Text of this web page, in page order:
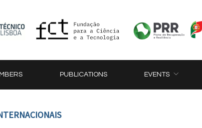
PUBLICATIONS EVENTS